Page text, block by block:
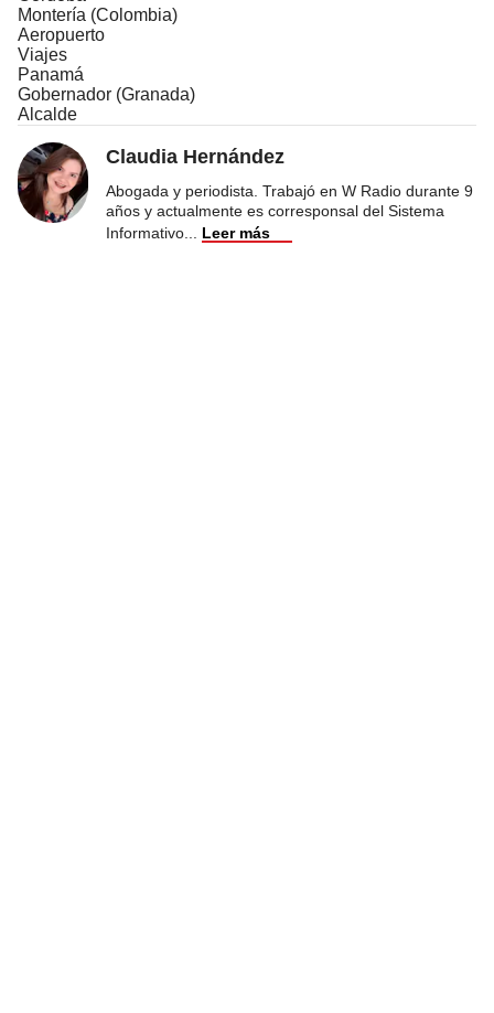
Montería (Colombia)
Aeropuerto
Viajes
Panamá
Gobernador (Granada)
Alcalde
Claudia Hernández
Abogada y periodista. Trabajó en W Radio durante 9
años y actualmente es corresponsal del Sistema
Informativo
Leer más